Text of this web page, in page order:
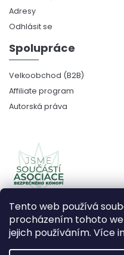
Tento web používá
procházením tohoto
jejich používáním. Více
Adresy
Odhlásit se
Spolupráce
Velkoobchod (B2B)
Affiliate program
Autorská práva